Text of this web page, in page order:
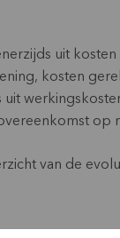
uit
kosten
van de